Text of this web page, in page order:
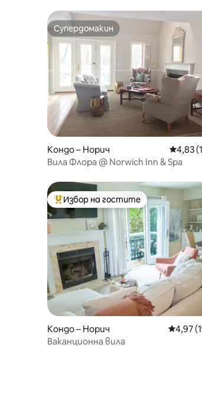
Супердомакин
Супердомакин
Кондо – Норич Средна
4,83
Вила Флора @ Norwich Inn & Spa
Най-популярен избор на гостите
Избор на гостите
Кондо – Норич Средна
4,97
Ваканционна вила